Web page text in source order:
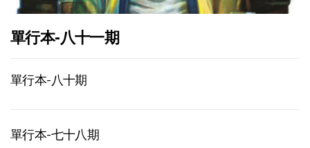
單行本-八十一期
單行本-八十期
單行本-七十八期